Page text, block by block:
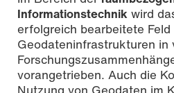
Informationstechnik wird
erfolgreich bearbeitete Feld
Geodateninfrastrukturen in
vorangetrieben. Auch die